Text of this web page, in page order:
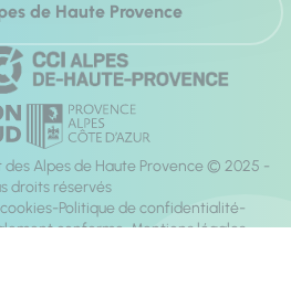
de Haute Provence
Alpes de Haute Provence © 2025 -
droits réservés
Politique de confidentialité
conforme Mentions légales